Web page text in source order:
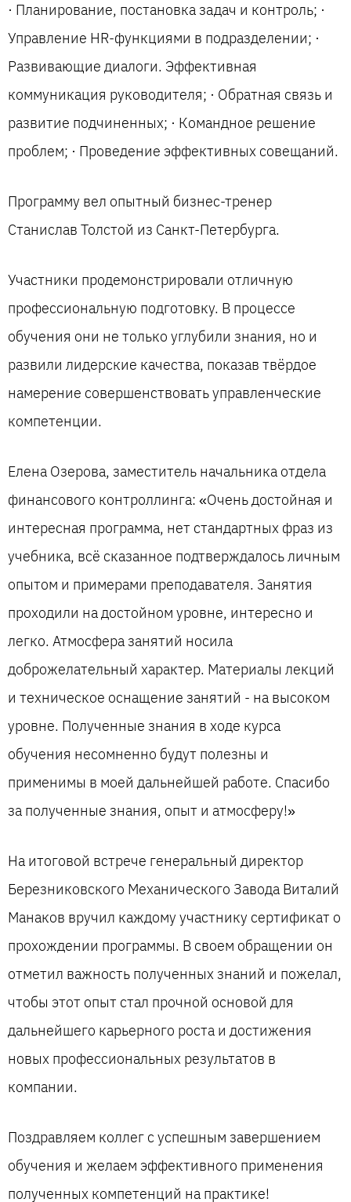
· Планирование, постановка задач и контроль; ·
Управление HR-функциями в подразделении; ·
Развивающие диалоги. Эффективная
коммуникация руководителя; · Обратная связь и
развитие подчиненных; · Командное решение
проблем; · Проведение эффективных совещаний.
Программу вел опытный бизнес-тренер
Станислав Толстой из Санкт-Петербурга.
Участники продемонстрировали отличную
профессиональную подготовку. В процессе
обучения они не только углубили знания, но и
развили лидерские качества, показав твёрдое
намерение совершенствовать управленческие
компетенции.
Елена Озерова, заместитель начальника отдела
финансового контроллинга: «Очень достойная и
интересная программа, нет стандартных фраз из
учебника, всё сказанное подтверждалось личным
опытом и примерами преподавателя. Занятия
проходили на достойном уровне, интересно и
легко. Атмосфера занятий носила
доброжелательный характер. Материалы лекций
и техническое оснащение занятий - на высоком
уровне. Полученные знания в ходе курса
обучения несомненно будут полезны и
применимы в моей дальнейшей работе. Спасибо
за полученные знания, опыт и атмосферу!»
На итоговой встрече генеральный директор
Березниковского Механического Завода Виталий
Манаков вручил каждому участнику сертификат о
прохождении программы. В своем обращении он
отметил важность полученных знаний и пожелал,
чтобы этот опыт стал прочной основой для
дальнейшего карьерного роста и достижения
новых профессиональных результатов в
компании.
Поздравляем коллег с успешным завершением
обучения и желаем эффективного применения
полученных компетенций на практике!